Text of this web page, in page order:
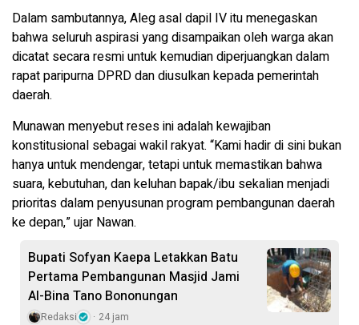
Dalam sambutannya, Aleg asal dapil IV itu menegaskan
bahwa seluruh aspirasi yang disampaikan oleh warga akan
dicatat secara resmi untuk kemudian diperjuangkan dalam
rapat paripurna DPRD dan diusulkan kepada pemerintah
daerah.
Munawan menyebut reses ini adalah kewajiban
konstitusional sebagai wakil rakyat. “Kami hadir di sini bukan
hanya untuk mendengar, tetapi untuk memastikan bahwa
suara, kebutuhan, dan keluhan bapak/ibu sekalian menjadi
prioritas dalam penyusunan program pembangunan daerah
ke depan,” ujar Nawan.
Bupati Sofyan Kaepa Letakkan Batu
Pertama Pembangunan Masjid Jami
Al-Bina Tano Bononungan
Redaksi 24 jam